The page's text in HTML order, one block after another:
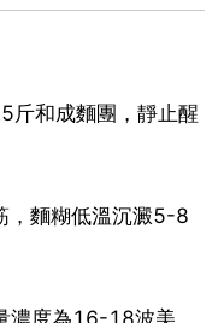
斤和成麵團，靜止醒
，麵糊低溫沉澱5-8
濃度為16-18波美